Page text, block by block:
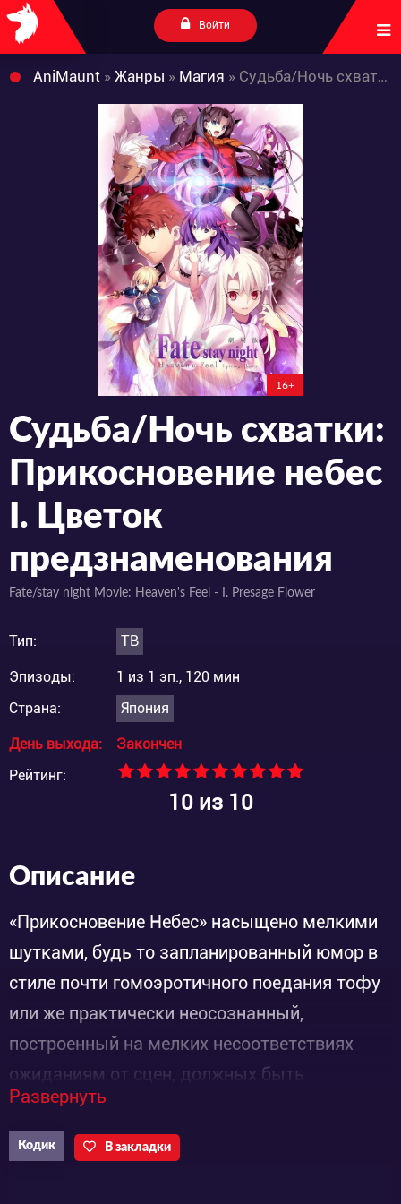
Войти
AniMaunt » Жанры » Магия » Судьба/Ночь схватки: Прикосновение небес I. Цветок предзнаменования
16+
Судьба/Ночь схватки:
Прикосновение небес
I. Цветок
предзнаменования
Fate/stay night Movie: Heaven's Feel - I. Presage Flower
Тип: ТВ
Эпизоды:
1 из 1 эп., 120 мин
Страна:
Япония
День выхода:
Закончен
Рейтинг:
10из 10
Описание
«Прикосновение Небес» насыщено мелкими
шутками, будь то запланированный юмор в
стиле почти гомоэротичного поедания тофу
или же практически неосознанный,
построенный на мелких несоответствиях
ожиданиям от сцен, должных быть
серьёзными, но получающих внезапную
развязку с поразительно выверенным
комедийным таймингом. Но что главное, все
Развернуть
Кодик В закладки